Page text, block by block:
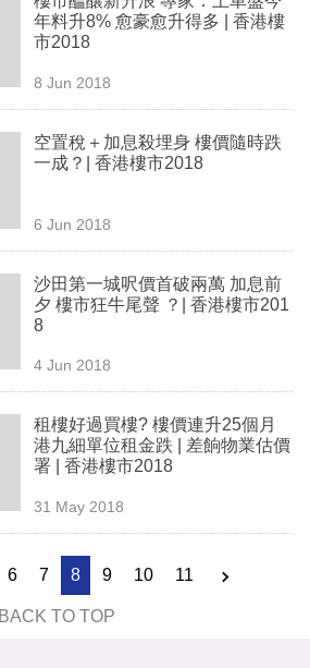
年料升8% 愈豪愈升得多 | 香港樓
市2018
8 Jun 2018
空置稅＋加息殺埋身 樓價隨時跌
一成？| 香港樓市2018
6 Jun 2018
沙田第一城呎價首破兩萬 加息前
夕 樓市狂牛尾聲 ？| 香港樓市201
8
4 Jun 2018
租樓好過買樓? 樓價連升25個月
港九細單位租金跌 | 差餉物業估價
署 | 香港樓市2018
31 May 2018
6 7 8 9 10 11
BACK TO TOP